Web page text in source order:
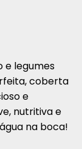
e legumes
coberta
e
nutritiva e
na boca!